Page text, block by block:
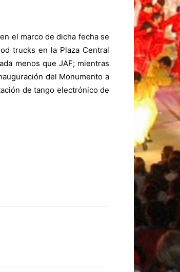
el marco de dicha fecha se
trucks en la Plaza Central
menos que JAF; mientras
del Monumento a
de tango electrónico de